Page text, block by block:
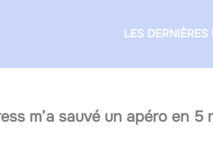
LES DERNIÈRES
m’a sauvé un apéro en 5